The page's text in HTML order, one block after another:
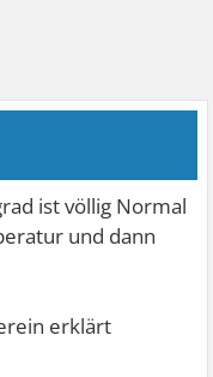
ist völlig Normal
und dann
erklärt